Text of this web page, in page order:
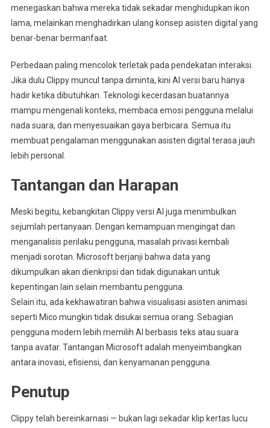
menegaskan bahwa mereka tidak sekadar menghidupkan ikon
lama, melainkan menghadirkan ulang konsep asisten digital yang
benar-benar bermanfaat.
Perbedaan paling mencolok terletak pada pendekatan interaksi.
Jika dulu Clippy muncul tanpa diminta, kini AI versi baru hanya
hadir ketika dibutuhkan. Teknologi kecerdasan buatannya
mampu mengenali konteks, membaca emosi pengguna melalui
nada suara, dan menyesuaikan gaya berbicara. Semua itu
membuat pengalaman menggunakan asisten digital terasa jauh
lebih personal.
Tantangan dan Harapan
Meski begitu, kebangkitan Clippy versi AI juga menimbulkan
sejumlah pertanyaan. Dengan kemampuan mengingat dan
menganalisis perilaku pengguna, masalah privasi kembali
menjadi sorotan. Microsoft berjanji bahwa data yang
dikumpulkan akan dienkripsi dan tidak digunakan untuk
kepentingan lain selain membantu pengguna.
Selain itu, ada kekhawatiran bahwa visualisasi asisten animasi
seperti Mico mungkin tidak disukai semua orang. Sebagian
pengguna modern lebih memilih AI berbasis teks atau suara
tanpa avatar. Tantangan Microsoft adalah menyeimbangkan
antara inovasi, efisiensi, dan kenyamanan pengguna.
Penutup
Clippy telah bereinkarnasi — bukan lagi sekadar klip kertas lucu